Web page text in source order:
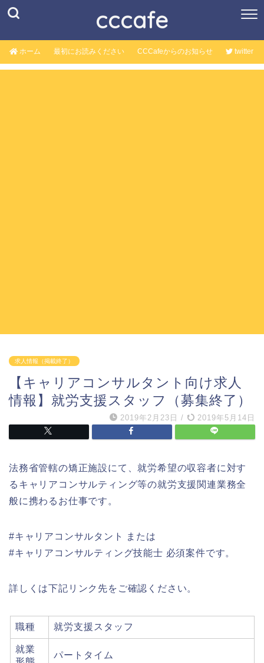
cccafe
ホーム 最初にお読みください CCCafeからのお知らせ twitter
求人情報（掲載終了）
【キャリアコンサルタント向け求人
情報】就労支援スタッフ（募集終了）
2019年2月23日 / 2019年5月14日
法務省管轄の矯正施設にて、就労希望の収容者に対す
るキャリアコンサルティング等の就労支援関連業務全
般に携わるお仕事です。
#キャリアコンサルタント または
#キャリアコンサルティング技能士 必須案件です。
詳しくは下記リンク先をご確認ください。
職種 就労支援スタッフ
就業
パートタイム